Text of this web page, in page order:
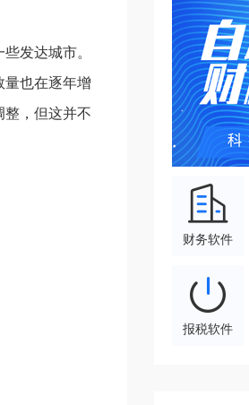
发达城市。
也在逐年增
，但这并不
财务软件
报税软件